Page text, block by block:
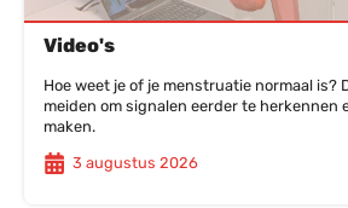
Video's
Hoe weet je of je menstruatie normaal is?
meiden om signalen eerder te herkennen
maken.
3 augustus 2026